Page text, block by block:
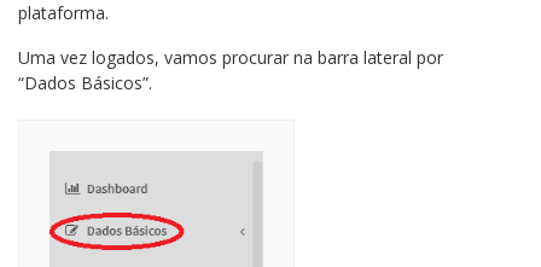
plataforma.
Uma vez logados, vamos procurar na barra lateral por
“Dados Básicos”.